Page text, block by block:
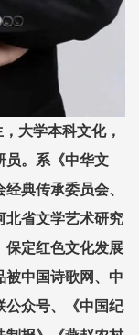
大学本科文化，
员。系《中华文
典传承委员会、
北省文学艺术研究
保定红色文化发展
被中国诗歌网、中
公众号、《中国纪